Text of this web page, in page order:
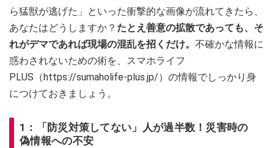
ら猛獣が逃げた」といった衝撃的な画像が流れてきたら、
あなたはどうしますか？ たとえ善意の拡散であっても、そ
れがデマであれば現場の混乱を招くだけ。 不確かな情報に
惑わされないための術を、スマホライフ
PLUS（https://sumaholife-plus.jp/）の情報でしっかり身
につけておきましょう。
1：「防災対策してない」人が過半数！災害時の
偽情報への不安